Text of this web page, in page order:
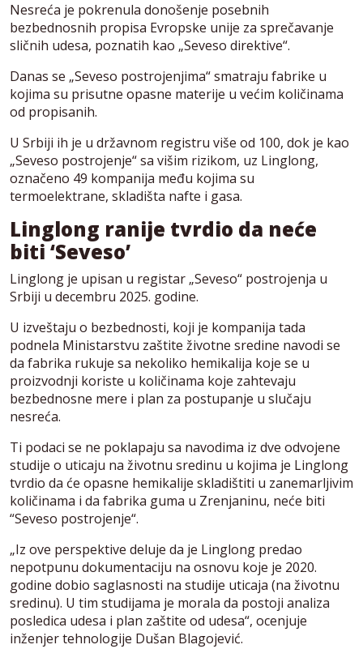
Nesreća je pokrenula donošenje posebnih
bezbednosnih propisa Evropske unije za sprečavanje
sličnih udesa, poznatih kao „Seveso direktive“.
Danas se „Seveso postrojenjima“ smatraju fabrike u
kojima su prisutne opasne materije u većim količinama
od propisanih.
U Srbiji ih je u državnom registru više od 100, dok je kao
„Seveso postrojenje“ sa višim rizikom, uz Linglong,
označeno 49 kompanija među kojima su
termoelektrane, skladišta nafte i gasa.
Linglong ranije tvrdio da neće
biti ‘Seveso’
Linglong je upisan u registar „Seveso“ postrojenja u
Srbiji u decembru 2025. godine.
U izveštaju o bezbednosti, koji je kompanija tada
podnela Ministarstvu zaštite životne sredine navodi se
da fabrika rukuje sa nekoliko hemikalija koje se u
proizvodnji koriste u količinama koje zahtevaju
bezbednosne mere i plan za postupanje u slučaju
nesreća.
Ti podaci se ne poklapaju sa navodima iz dve odvojene
studije o uticaju na životnu sredinu u kojima je Linglong
tvrdio da će opasne hemikalije skladištiti u zanemarljivim
količinama i da fabrika guma u Zrenjaninu, neće biti
“Seveso postrojenje“.
„Iz ove perspektive deluje da je Linglong predao
nepotpunu dokumentaciju na osnovu koje je 2020.
godine dobio saglasnosti na studije uticaja (na životnu
sredinu). U tim studijama je morala da postoji analiza
posledica udesa i plan zaštite od udesa“, ocenjuje
inženjer tehnologije Dušan Blagojević.